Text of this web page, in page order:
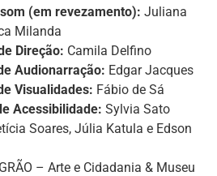
(em revezamento): Juliana
Milanda
Direção: Camila Delfino
Audionarração: Edgar Jacques
Visualidades: Fábio de Sá
Acessibilidade: Sylvia Sato
Soares, Júlia Katula e Edson
GRÃO – Arte e Cidadania & Museu